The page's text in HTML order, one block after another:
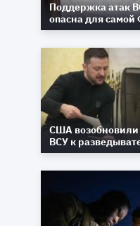
Поддержка атак
опасна для самой
США возобновили
ВСУ к